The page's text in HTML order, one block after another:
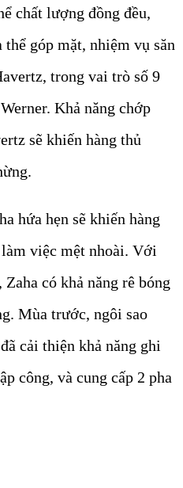
chất lượng đồng đều,
góp mặt, nhiệm vụ săn
trong vai trò số 9
Khả năng chớp
sẽ khiến hàng thủ
hứa hẹn sẽ khiến hàng
việc mệt nhoài. Với
có khả năng rê bóng
Mùa trước, ngôi sao
cải thiện khả năng ghi
công, và cung cấp 2 pha